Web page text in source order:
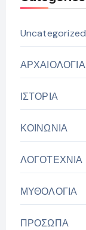
Uncategorized
ΑΡΧΑΙΟΛΟΓΙΑ
ΙΣΤΟΡΙΑ
ΚΟΙΝΩΝΙΑ
ΛΟΓΟΤΕΧΝΙΑ
ΜΥΘΟΛΟΓΙΑ
ΠΡΟΣΩΠΑ